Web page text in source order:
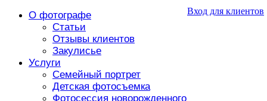
О фотографе
Статьи
Отзывы клиентов
Закулисье
Услуги
Семейный портрет
Детская фотосъемка
Фотосессия новорожденного
Вход для клиентов